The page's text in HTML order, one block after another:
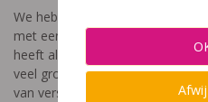
We hebben een video gemaakt
met een leerstoornis. De film
heeft als doel aan te tonen dat
veel groter is dan enkel wat je
van verschillende leerlingen en